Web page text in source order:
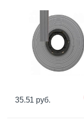
35.51 руб.